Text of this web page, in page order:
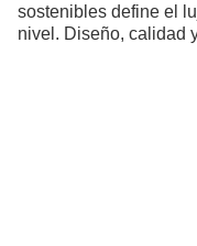
sostenibles define el
nivel. Diseño, calidad